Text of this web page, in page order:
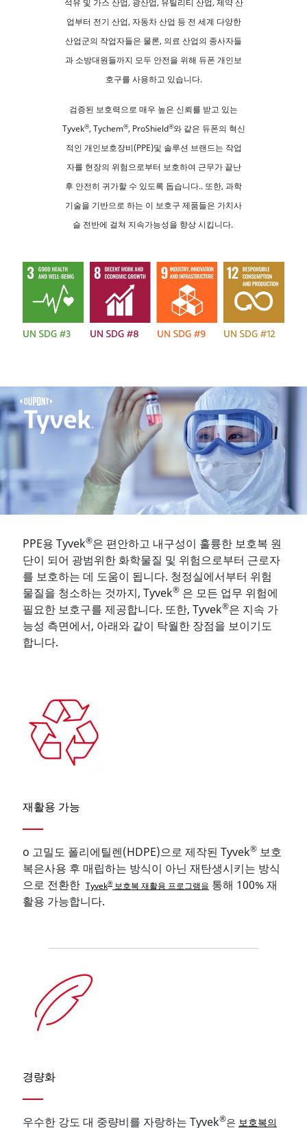
석유 및 가스 산업, 광산업, 유틸리티 산업, 제약 산
업부터 전기 산업, 자동차 산업 등 전 세계 다양한
산업군의 작업자들은 물론, 의료 산업의 종사자들
과 소방대원들까지 모두 안전을 위해 듀폰 개인보
호구를 사용하고 있습니다.
검증된 보호력으로 매우 높은 신뢰를 받고 있는
Tyvek®, Tychem®, ProShield®와 같은 듀폰의 혁신
적인 개인보호장비(PPE)및 솔루션 브랜드는 작업
자를 현장의 위험으로부터 보호하여 근무가 끝난
후 안전히 귀가할 수 있도록 돕습니다.. 또한, 과학
기술을 기반으로 하는 이 보호구 제품들은 가치사
슬 전반에 걸쳐 지속가능성을 향상 시킵니다.
PPE용 Tyvek®은 편안하고 내구성이 훌륭한 보호복 원
단이 되어 광범위한 화학물질 및 위험으로부터 근로자
를 보호하는 데 도움이 됩니다. 청정실에서부터 위험
물질을 청소하는 것까지, Tyvek® 은 모든 업무 위험에
필요한 보호구를 제공합니다. 또한, Tyvek®은 지속 가
능성 측면에서, 아래와 같이 탁월한 장점을 보이기도
합니다.
재활용 가능
o 고밀도 폴리에틸렌(HDPE)으로 제작된 Tyvek® 보호
복은사용 후 매립하는 방식이 아닌 재탄생시키는 방식
으로 전환한 Tyvek® 보호복 재활용 프로그램을 통해 100% 재
활용 가능합니다.
경량화
우수한 강도 대 중량비를 자랑하는 Tyvek®은 보호복의